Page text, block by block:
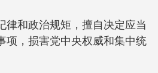
律和政治规矩，擅自决定应当
项，损害党中央权威和集中统